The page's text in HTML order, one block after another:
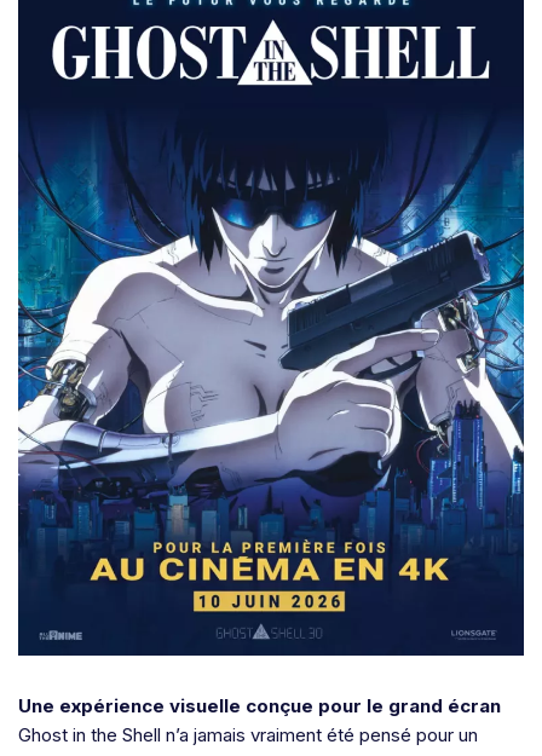
Une expérience visuelle conçue pour le grand écran
Ghost in the Shell n’a jamais vraiment été pensé pour un